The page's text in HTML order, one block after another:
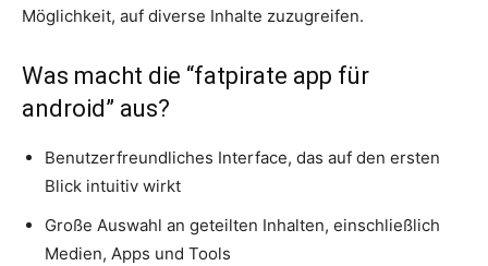
Möglichkeit, auf diverse Inhalte zuzugreifen.
Was macht die “fatpirate app für
android” aus?
Benutzerfreundliches Interface, das auf den ersten
Blick intuitiv wirkt
Große Auswahl an geteilten Inhalten, einschließlich
Medien, Apps und Tools